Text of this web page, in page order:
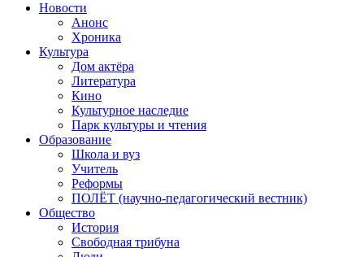
Новости
Анонс
Хроника
Культура
Дом актёра
Литература
Кино
Культурное наследие
Парк культуры и чтения
Образование
Школа и вуз
Учитель
Реформы
ПОЛЁТ (научно-педагогический вестник)
Общество
История
Свободная трибуна